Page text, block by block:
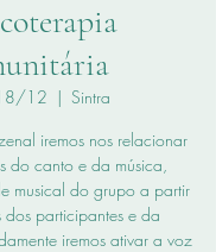
12
  |
Sintra
iremos nos relacionar
do canto e da música,
musical do grupo a partir
participantes e da
iremos ativar a voz